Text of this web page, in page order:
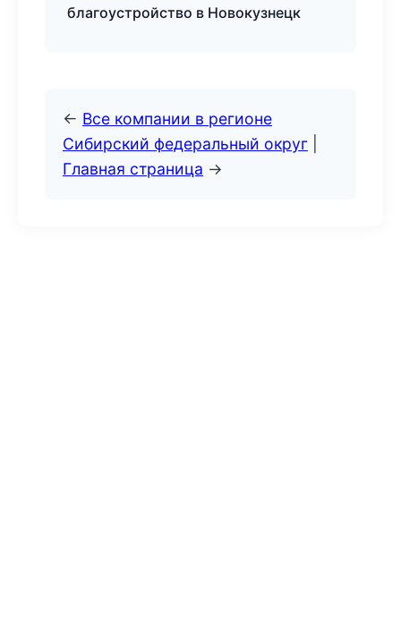
благоустройство в Новокузнецк
← Все компании в регионе
Сибирский федеральный округ
Главная страница →